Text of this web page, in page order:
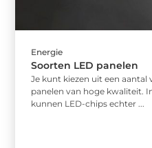
Energie
Soorten LED panelen
Je kunt kiezen uit een aantal
panelen van hoge kwaliteit.
kunnen LED-chips echter ...